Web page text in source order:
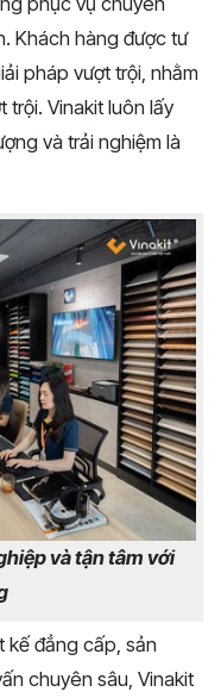
Khách hàng được tư
pháp vượt trội, nhằm
trội. Vinakit luôn lấy
và trải nghiệm là
và tận tâm với
kế đẳng cấp, sản
chuyên sâu, Vinakit